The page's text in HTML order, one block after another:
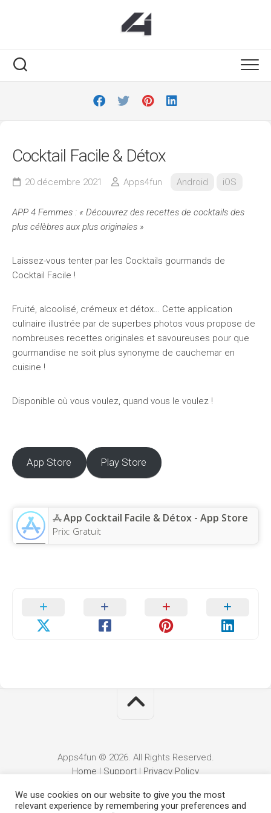
Cocktail Facile & Détox
20 décembre 2021 Apps4fun Android iOS
APP 4 Femmes : « Découvrez des recettes de cocktails des
plus célèbres aux plus originales »
Laissez-vous tenter par les Cocktails gourmands de
Cocktail Facile !
Fruité, alcoolisé, crémeux et détox… Cette application
culinaire illustrée par de superbes photos vous propose de
nombreuses recettes originales et savoureuses pour que
gourmandise ne soit plus synonyme de cauchemar en
cuisine !
Disponible où vous voulez, quand vous le voulez !
App Store Play Store
App Cocktail Facile & Détox - App Store
Prix: Gratuit
Apps4fun © 2026. All Rights Reserved.
Home | Support | Privacy Policy
We use cookies on our website to give you the most
relevant experience by remembering your preferences and